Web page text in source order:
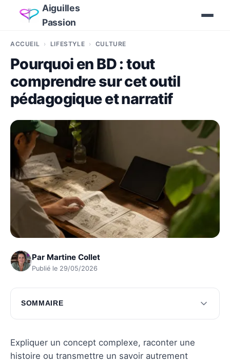
Aiguilles
Passion
ACCUEIL LIFESTYLE CULTURE
Pourquoi en BD : tout
comprendre sur cet outil
pédagogique et narratif
Par Martine Collet
Publié le 29/05/2026
SOMMAIRE
Les atouts pédagogiques de la bande
La bande dessinée comme outil narratif
Expliquer un concept complexe, raconter une
histoire ou transmettre un savoir autrement